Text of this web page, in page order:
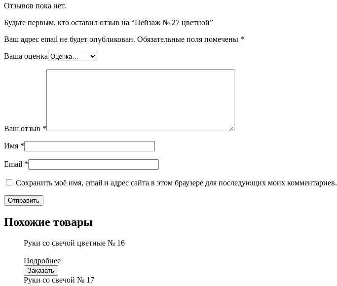
Отзывов пока нет.
Будьте первым, кто оставил отзыв на “Пейзаж № 27 цветной”
Ваш адрес email не будет опубликован. Обязательные поля помечены *
Ваша оценка
Ваш отзыв *
Имя *
Email *
Сохранить моё имя, email и адрес сайта в этом браузере для последующих моих комментариев.
Похожие товары
Руки со свечой цветные № 16
Подробнее
Заказать
Руки со свечой № 17